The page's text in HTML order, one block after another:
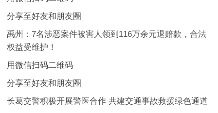
分享至好友和朋友圈
禹州：7名涉恶案件被害人领到116万余元退赔款，合法
权益受维护！
用微信扫码二维码
分享至好友和朋友圈
长葛交警积极开展警医合作 共建交通事故救援绿色通道